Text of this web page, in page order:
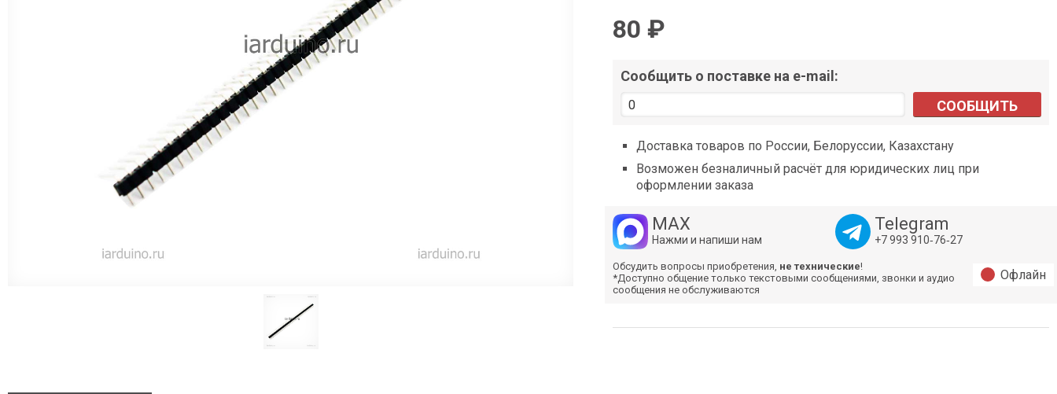
80 ₽
Сообщить о поставке на e-mail:
СООБЩИТЬ
Доставка товаров по России, Белоруссии, Казахстану
Возможен безналичный расчёт для юридических лиц при
оформлении заказа
MAX
Нажми и напиши нам
Telegram
+7 993 910‑76‑27
Обсудить вопросы приобретения, не технические!
*Доступно общение только текстовыми сообщениями, звонки и аудио
сообщения не обслуживаются
Офлайн